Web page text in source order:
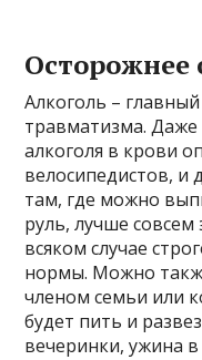
Осторожнее
Алкоголь –
травматизма.
алкоголя в крови
велосипедистов, и
там, где можно
руль, лучше совсем
всяком случае
нормы. Можно
членом семьи или
будет пить и
вечеринки, ужина в